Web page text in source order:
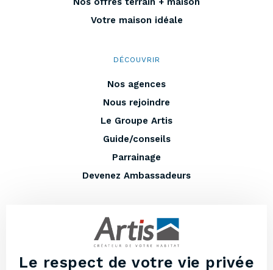
Votre maison idéale
DÉCOUVRIR
Nos agences
Nous rejoindre
Le Groupe Artis
Guide/conseils
Parrainage
Devenez Ambassadeurs
Entretenir votre maison
Lexique
Le respect de votre vie privée